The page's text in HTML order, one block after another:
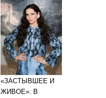
«ЗАСТЫВШЕЕ И
ЖИВОЕ»: В